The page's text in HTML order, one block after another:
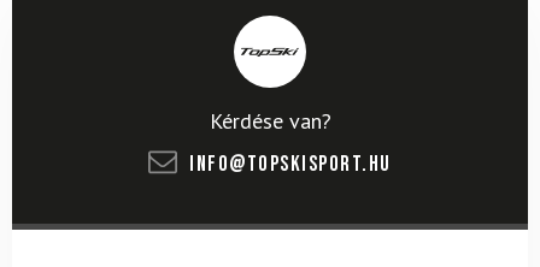
Kérdése van?
info@topskisport.hu